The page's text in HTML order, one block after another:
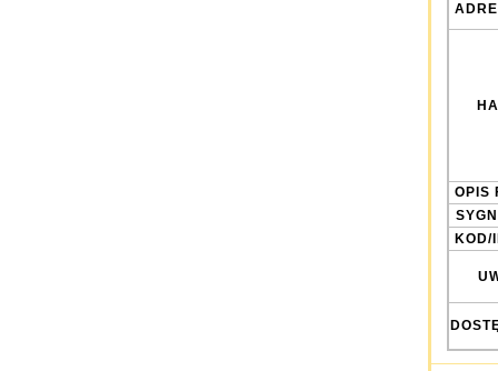
OPIS
KOD/